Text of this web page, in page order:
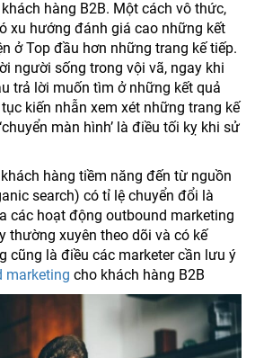
hàng B2B. Một cách vô thức,
xu hướng đánh giá cao những kết
ở Top đầu hơn những trang kế tiếp.
người sống trong vội vã, ngay khi
trả lời muốn tìm ở những kết quả
kiến nhẫn xem xét những trang kế
màn hình’ là điều tối kỵ khi sử
hàng tiềm năng đến từ nguồn
search) có tỉ lệ chuyển đổi là
các hoạt động outbound marketing
thường xuyên theo dõi và có kế
cũng là điều các marketer cần lưu ý
marketing cho khách hàng B2B